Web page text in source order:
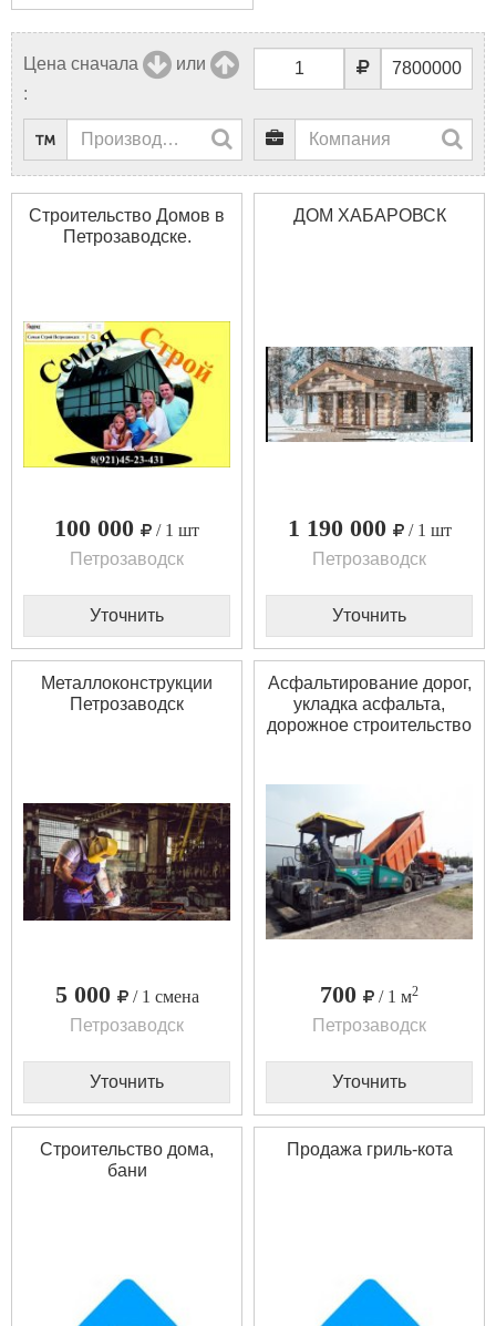
Цена сначала
или
:
Строительство Домов в
Петрозаводске.
100 000
/ 1 шт
Петрозаводск
Уточнить
ДОМ ХАБАРОВСК
1 190 000
/ 1 шт
Петрозаводск
Уточнить
Металлоконструкции
Петрозаводск
5 000
/ 1 смена
Петрозаводск
Уточнить
Асфальтирование дорог,
укладка асфальта,
дорожное строительство
700 / 1 м2
Петрозаводск
Уточнить
Строительство дома,
бани
Продажа гриль-кота